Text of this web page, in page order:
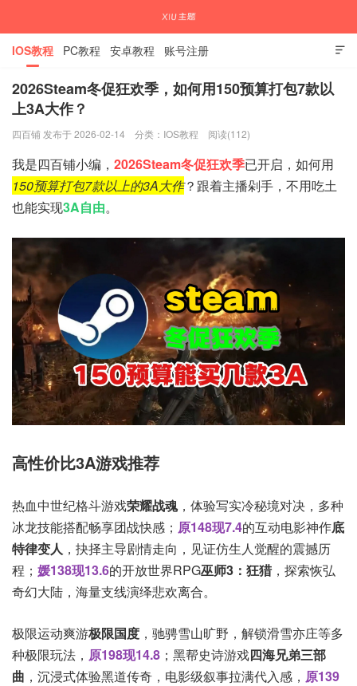
国内外APP下载注册教程

IOS教程 PC教程 安卓教程 账号注册
2026Steam冬促狂欢季，如何用150预算打包7款以
上3A大作？
四百铺 发布于 2026-02-14 分类： IOS教程 阅读(112)
我是四百铺小编， 2026Steam冬促狂欢季已开启，如何用
150预算打包7款以上的3A大作？跟着主播剁手，不用吃土
也能实现3A自由。
高性价比3A游戏推荐
热血中世纪格斗游戏荣耀战魂，体验写实冷秘境对决，多种
冰龙技能搭配畅享团战快感； 原148现7.4的互动电影神作底
特律变人 ，抉择主导剧情走向，见证仿生人觉醒的震撼历
程； 媛138现13.6的开放世界RPG巫师3：狂猎，探索恢弘
奇幻大陆，海量支线演绎悲欢离合。
极限运动爽游极限国度 ，驰骋雪山旷野，解锁滑雪亦庄等多
种极限玩法， 原198现14.8 ；黑帮史诗游戏四海兄弟三部
曲 ，沉浸式体验黑道传奇，电影级叙事拉满代入感， 原139